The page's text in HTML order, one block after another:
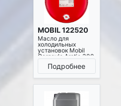
MOBIL 122520
Масло для
холодильных
установок Mobil
Gargoyle Arctic 300
208 лПодробнее